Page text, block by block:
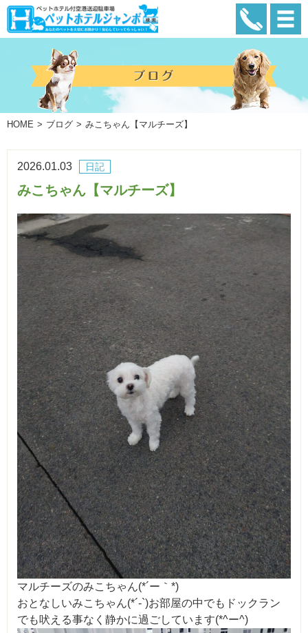
HOME ブログ みこちゃん【マルチーズ】
日記
2026.01.03
みこちゃん【マルチーズ】
マルチーズのみこちゃん(*´ー｀*)
おとなしいみこちゃん(*´-`)お部屋の中でもドックラン
でも吠える事なく静かに過ごしています(*^ー^)